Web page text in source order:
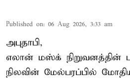
Published on: 06 Aug 2026, 3:33 am
அபுதாபி,
எலான் மஸ்க் நிறுவனத்தின்
நிலவின் மேல்பரப்பில்